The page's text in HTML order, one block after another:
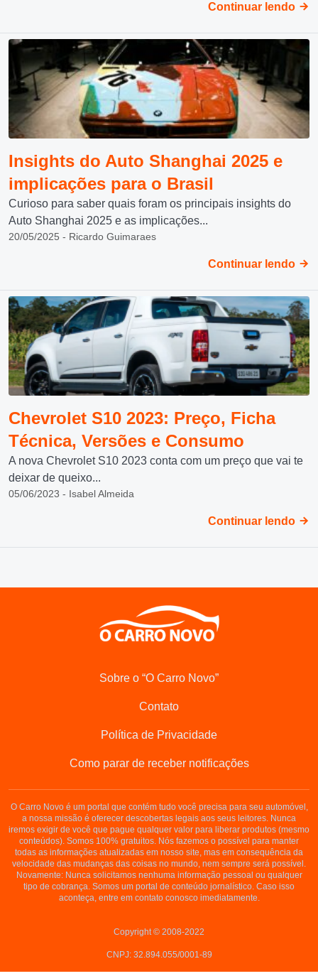
Continuar lendo
Insights do Auto Shanghai 2025 e
implicações para o Brasil
Curioso para saber quais foram os principais insights do
Auto Shanghai 2025 e as implicações...
20/05/2025 - Ricardo Guimaraes
Continuar lendo
Chevrolet S10 2023: Preço, Ficha
Técnica, Versões e Consumo
A nova Chevrolet S10 2023 conta com um preço que vai te
deixar de queixo...
05/06/2023 - Isabel Almeida
Continuar lendo
Sobre o “O Carro Novo”
Contato
Política de Privacidade
Como parar de receber notificações
O Carro Novo é um portal que contém tudo você precisa para seu automóvel,
a nossa missão é oferecer descobertas legais aos seus leitores. Nunca
iremos exigir de você que pague qualquer valor para liberar produtos (mesmo
conteúdos). Somos 100% gratuitos. Nós fazemos o possível para manter
todas as informações atualizadas em nosso site, mas em consequência da
velocidade das mudanças das coisas no mundo, nem sempre será possível.
Novamente: Nunca solicitamos nenhuma informação pessoal ou qualquer
tipo de cobrança. Somos um portal de conteúdo jornalístico. Caso isso
aconteça, entre em contato conosco imediatamente.
Copyright © 2008-2022
CNPJ: 32.894.055/0001-89